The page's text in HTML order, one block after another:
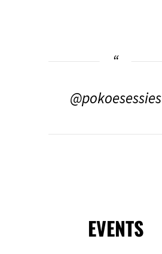
@pokoesessies
EVENTS